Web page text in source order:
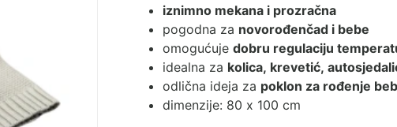
iznimno mekana i prozračna
pogodna za novorođenčad i bebe
omogućuje dobru regulaciju
idealna za kolica, krevetić,
odlična ideja za poklon za rođenje
dimenzije: 80 x 100 cm